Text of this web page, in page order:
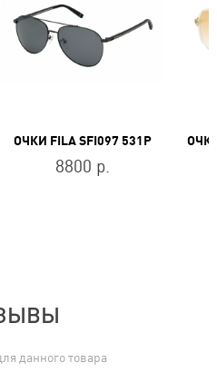
ОЧКИ FILA SFI097 531P
8800 р.
данного товара